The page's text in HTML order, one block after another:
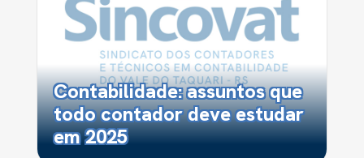
Contabilidade: assuntos que
todo contador deve estudar
em 2025